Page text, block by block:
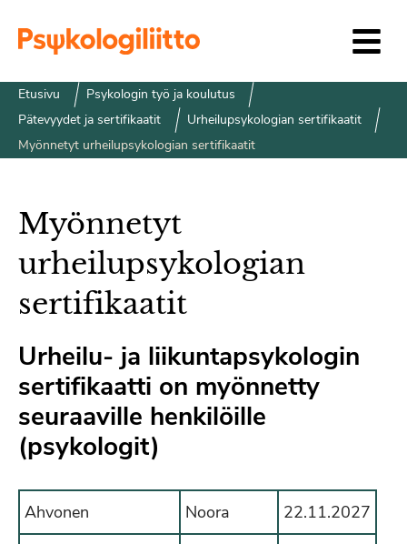
Etusivu
Psykologin työ ja koulutus
Pätevyydet ja sertifikaatit
Urheilupsykologian sertifikaatit
Myönnetyt urheilupsykologian sertifikaatit
Myönnetyt
urheilupsykologian
sertifikaatit
Urheilu- ja liikuntapsykologin
sertifikaatti on myönnetty
seuraaville henkilöille
(psykologit)
Ahvonen Noora
22.11.2027